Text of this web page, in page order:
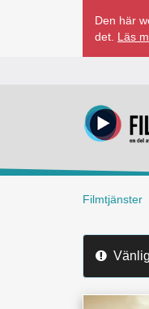
Den här
det. Läs
Filmtjänster